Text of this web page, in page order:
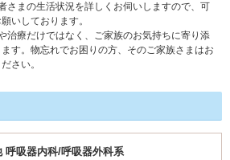
さまの生活状況を詳しくお伺いしますので、可
いしております。
治療だけではなく、ご家族のお気持ちに寄り添
す。物忘れでお困りの方、そのご家族さまはお
さい。
呼吸器内科/呼吸器外科系